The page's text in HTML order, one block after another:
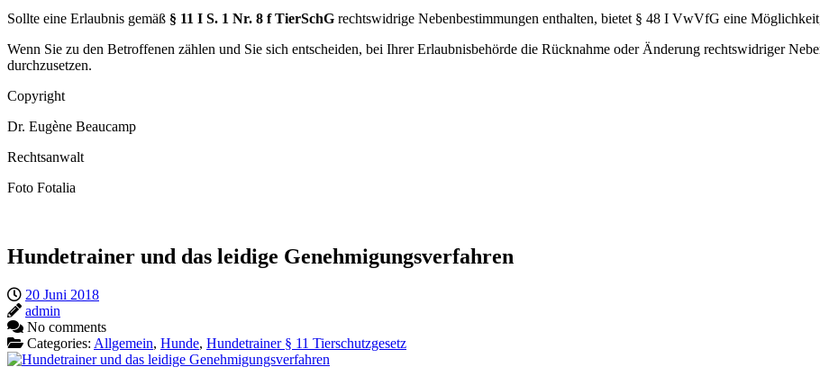
Sollte eine Erlaubnis gemäß § 11 I S. 1 Nr. 8 f TierSchG rechtswidrige Nebenbestimmungen enthalten, bietet § 48 I VwVfG eine
Wenn Sie zu den Betroffenen zählen und Sie sich entscheiden, bei Ihrer Erlaubnisbehörde die Rücknahme oder Änderung rechtswidriger
durchzusetzen.
Copyright
Dr. Eugène Beaucamp
Rechtsanwalt
Foto Fotalia
Hundetrainer und das leidige Genehmigungsverfahren
20 Juni 2018
admin
No comments
Categories: Allgemein, Hunde, Hundetrainer § 11 Tierschutzgesetz